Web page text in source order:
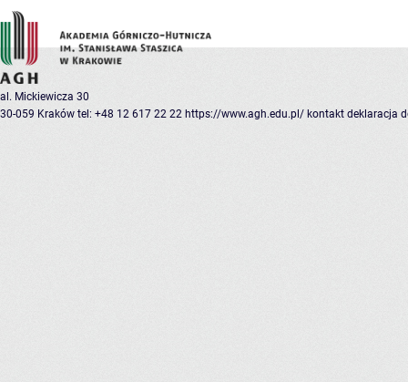
al. Mickiewicza 30
30-059 Kraków tel: +48 12 617 22 22 https://www.agh.edu.pl/ kontakt deklaracja